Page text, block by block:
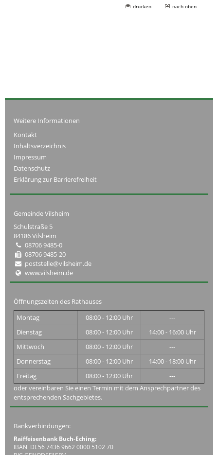
drucken nach oben
Weitere Informationen
Kontakt
Inhaltsverzeichnis
Impressum
Datenschutz
Erklärung zur Barrierefreiheit
Gemeinde Vilsheim
Schulstraße 5
84186 Vilsheim
08706 9485-0
08706 9485-20
poststelle@vilsheim.de
www.vilsheim.de
Öffnungszeiten des Rathauses
Montag
08:00 - 12:00 Uhr
---
Dienstag
08:00 - 12:00 Uhr
14:00 - 16:00 Uhr
Mittwoch
08:00 - 12:00 Uhr
---
Donnerstag
08:00 - 12:00 Uhr
14:00 - 18:00 Uhr
Freitag
08:00 - 12:00 Uhr
---
oder vereinbaren Sie einen Termin mit dem Ansprechpartner des
entsprechenden Sachgebietes.
Bankverbindungen:
Raiffeisenbank Buch-Eching:
IBAN DE56 7436 9662 0000 5102 70